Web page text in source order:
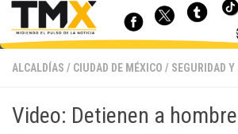
ALCALDÍAS / CIUDAD DE MÉXICO / SEGURIDAD
Video: Detienen a